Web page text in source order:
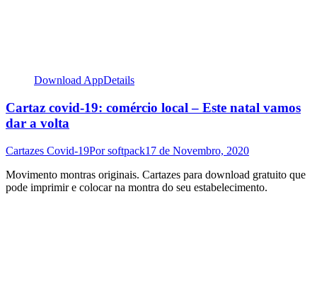
Download AppDetails
Cartaz covid-19: comércio local – Este natal vamos
dar a volta
Cartazes Covid-19Porsoftpack17 de Novembro, 2020
Movimento montras originais. Cartazes para download gratuito que
pode imprimir e colocar na montra do seu estabelecimento.